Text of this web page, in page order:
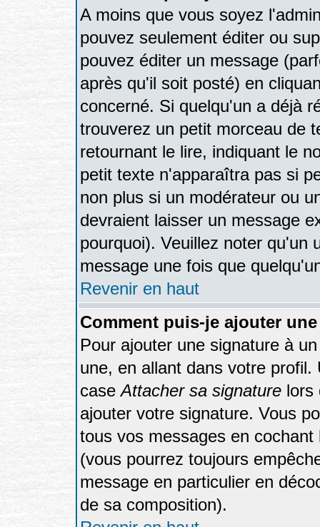
A moins que vous soyez
pouvez seulement éditer ou
pouvez éditer un message
après qu'il soit posté) en
concerné. Si quelqu'un a déjà
trouverez un petit morceau de
retournant le lire, indiquant le
petit texte n'apparaîtra pas si
non plus si un modérateur ou
devraient laisser un message
pourquoi). Veuillez noter qu'un
message une fois que
Revenir en haut
Comment puis-je ajouter
Pour ajouter une signature à
une, en allant dans votre
caseAttacher sa signature lors
ajouter votre signature. Vous
tous vos messages en
(vous pourrez toujours
message en particulier en
de sa composition).